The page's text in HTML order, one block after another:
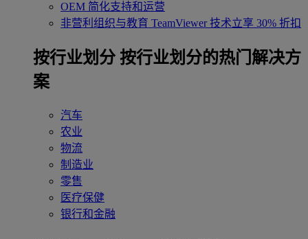
OEM 简化支持和运营
非营利组织与教育 TeamViewer 技术立享 30% 折扣
‌按行业划分 按行业划分的热门解决方
案
汽车
农业
物流
制造业
零售
医疗保健
银行和金融